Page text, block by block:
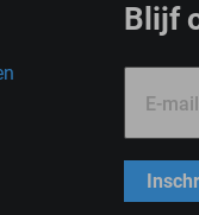
Blijf
E-